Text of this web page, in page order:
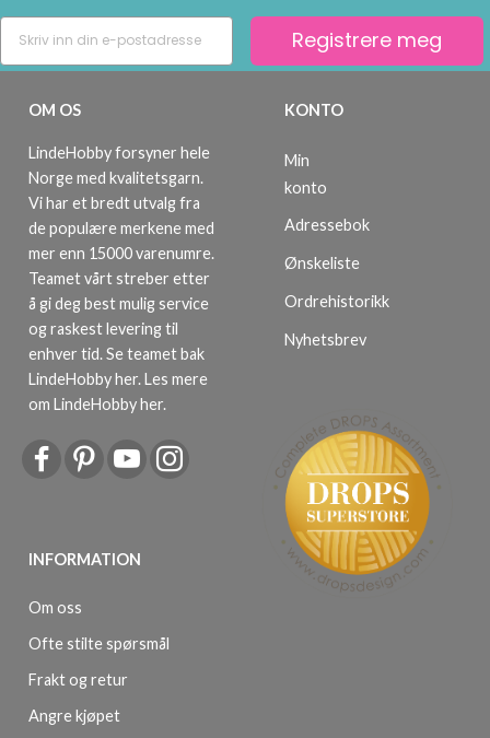
Registrere meg
OM OS
LindeHobby forsyner hele
Norge med kvalitetsgarn.
Vi har et bredt utvalg fra
de populære merkene med
mer enn 15000 varenumre.
Teamet vårt streber etter
å gi deg best mulig service
og raskest levering til
enhver tid. Se teamet bak
LindeHobby her.Les mere
om LindeHobby her.
INFORMATION
Om oss
Ofte stilte spørsmål
Frakt og retur
Angre kjøpet
KONTO
Min
konto
Adressebok
Ønskeliste
Ordrehistorikk
Nyhetsbrev